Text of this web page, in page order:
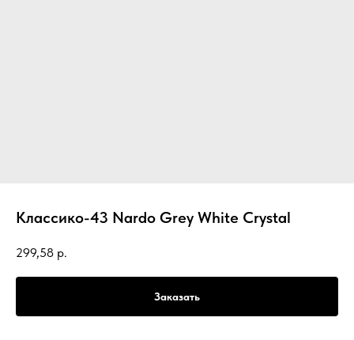
Классико-43 Nardo Grey White Crystal
299,58 р.
Заказать